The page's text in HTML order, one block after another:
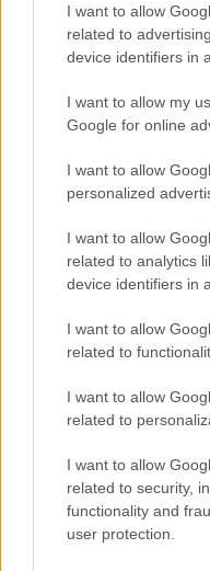
I want to allow
related to
device identifiers in
I want to allow my
Google for online
I want to allow
personalized
I want to allow
related to analytics
device identifiers in
I want to allow
related to
I want to allow
related to
I want to allow
related to security,
functionality and
user protection.
δικαιολογητικών
ΠΟΛΙΤΙΚΗ
Πιερρακάκης
πρώτη φορά
προς την
"Στο τέλος
δισ. ευρώ",